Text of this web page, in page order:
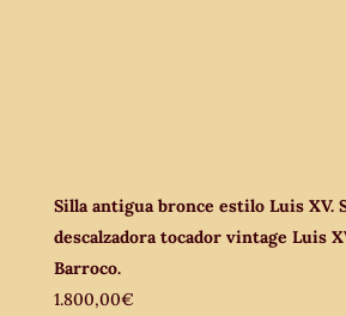
Silla antigua bronce estilo Luis XV.
descalzadora tocador vintage Luis
Barroco.
1.800,00€